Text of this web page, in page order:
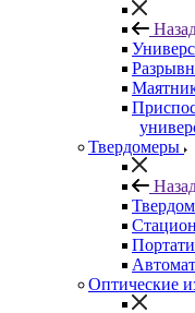
Твердомеры
Оптические